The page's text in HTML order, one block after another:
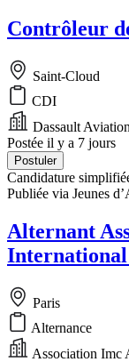
Contrôleur
Saint-Cloud
CDI
Dassault Aviation
Postée il y a 7 jours
Postuler
Candidature
Publiée via Jeunes
Alternant
Paris
Alternance
Association Imc